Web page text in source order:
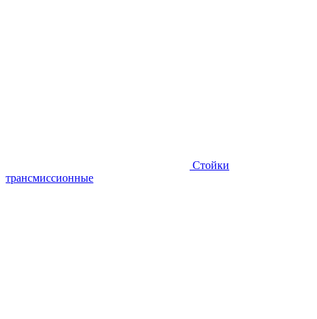
Стойки
трансмиссионные